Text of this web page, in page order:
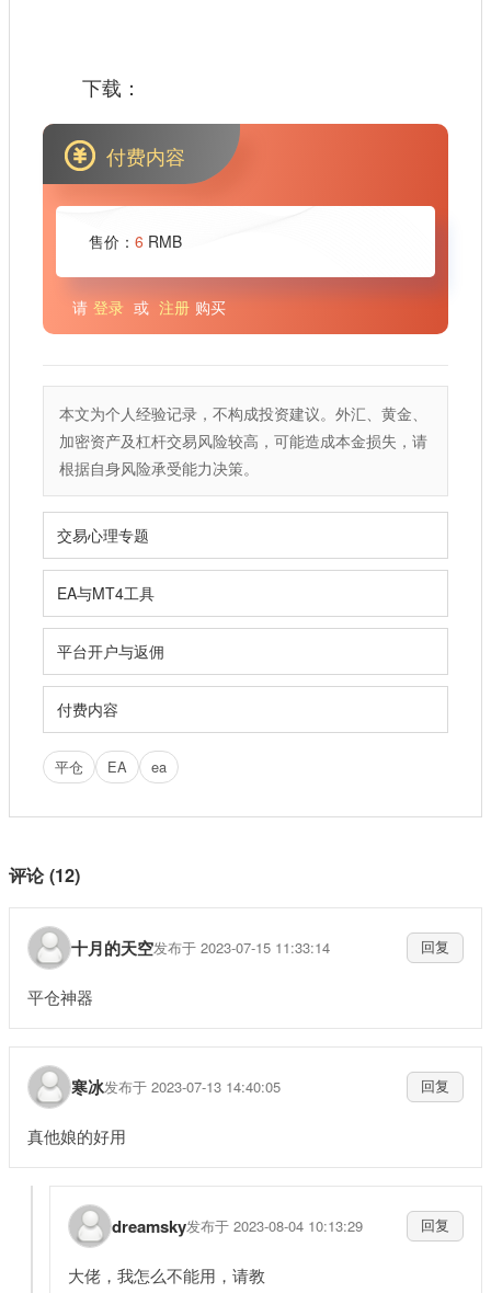
下载：
付费内容
售价： 6 RMB
请 登录 或 注册 购买
本文为个人经验记录，不构成投资建议。外汇、黄金、
加密资产及杠杆交易风险较高，可能造成本金损失，请
根据自身风险承受能力决策。
交易心理专题
EA与MT4工具
平台开户与返佣
付费内容
平仓 EA ea
评论 (12)
十月的天空发布于 2023-07-15 11:33:14 回复
平仓神器
寒冰发布于 2023-07-13 14:40:05 回复
真他娘的好用
dreamsky发布于 2023-08-04 10:13:29 回复
大佬，我怎么不能用，请教